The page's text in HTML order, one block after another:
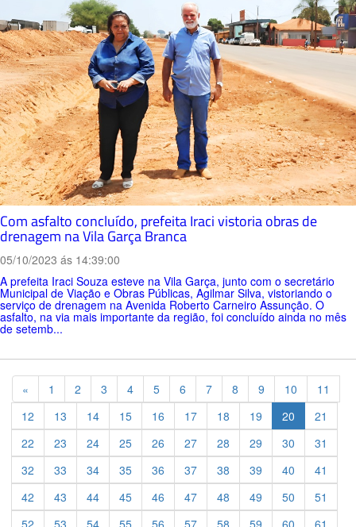
Com asfalto concluído, prefeita Iraci vistoria obras de
drenagem na Vila Garça Branca
05/10/2023 ás 14:39:00
A prefeita Iraci Souza esteve na Vila Garça, junto com o secretário
Municipal de Viação e Obras Públicas, Agilmar Silva, vistoriando o
serviço de drenagem na Avenida Roberto Carneiro Assunção. O
asfalto, na via mais importante da região, foi concluído ainda no mês
de setemb...
« Previous
1 2 3 4 5 6 7 8 9 10
11
12
13 14 15 16 17 18 19 20
21
22
23 24 25 26 27 28 29 30
31
32
33 34 35 36 37 38 39 40
41
42
43 44 45 46 47 48 49 50
51
52
53 54 55 56 57 58 59 60 61